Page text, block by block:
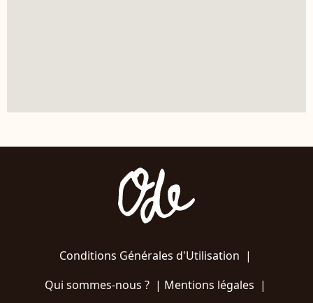
Conditions Générales d'Utilisation |
Qui sommes-nous ?| Mentions légales |